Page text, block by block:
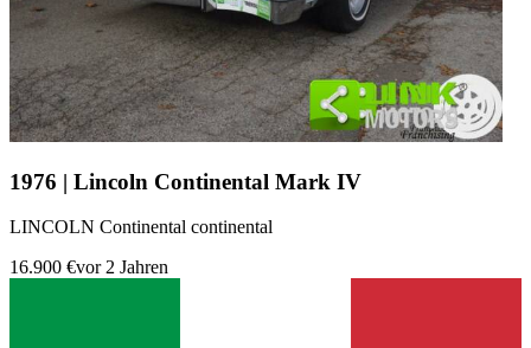
1976 | Lincoln Continental Mark IV
LINCOLN Continental continental
16.900 €vor 2 Jahren